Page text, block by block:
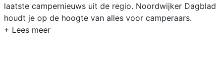
laatste campernieuws uit de regio. Noordwijker Dagblad
houdt je op de hoogte van alles voor camperaars.